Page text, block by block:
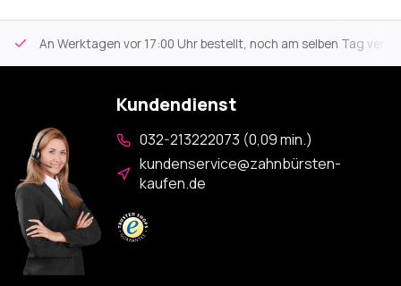
An Werktagen vor 17:00 Uhr bestellt, noch am selben Tag
Kundendienst
032-213222073 (0,09 min.)
kundenservice@zahnbürsten-
kaufen.de